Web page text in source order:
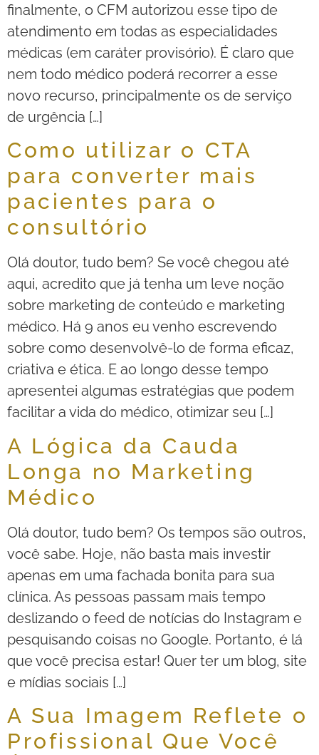
finalmente, o CFM autorizou esse tipo de
atendimento em todas as especialidades
médicas (em caráter provisório). É claro que
nem todo médico poderá recorrer a esse
novo recurso, principalmente os de serviço
de urgência […]
Como utilizar o CTA
para converter mais
pacientes para o
consultório
Olá doutor, tudo bem? Se você chegou até
aqui, acredito que já tenha um leve noção
sobre marketing de conteúdo e marketing
médico. Há 9 anos eu venho escrevendo
sobre como desenvolvê-lo de forma eficaz,
criativa e ética. E ao longo desse tempo
apresentei algumas estratégias que podem
facilitar a vida do médico, otimizar seu […]
A Lógica da Cauda
Longa no Marketing
Médico
Olá doutor, tudo bem? Os tempos são outros,
você sabe. Hoje, não basta mais investir
apenas em uma fachada bonita para sua
clínica. As pessoas passam mais tempo
deslizando o feed de notícias do Instagram e
pesquisando coisas no Google. Portanto, é lá
que você precisa estar! Quer ter um blog, site
e mídias sociais […]
A Sua Imagem Reflete o
Profissional Que Você